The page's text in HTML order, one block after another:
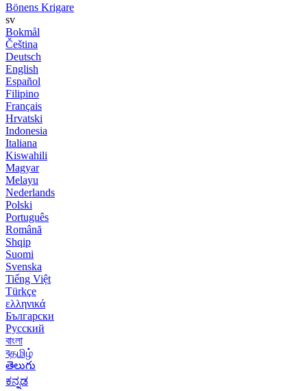
Bönens Krigare
sv
Bokmål
Čeština
Deutsch
English
Español
Filipino
Français
Hrvatski
Indonesia
Italiana
Kiswahili
Magyar
Melayu
Nederlands
Polski
Português
Română
Shqip
Suomi
Svenska
Tiếng Việt
Türkçe
ελληνικά
Български
Русский
বাংলা
বதமிழ்
తెలుగు
ಕನ್ನಡ